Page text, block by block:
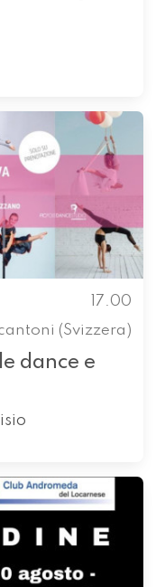
17.00
(Svizzera)
dance e